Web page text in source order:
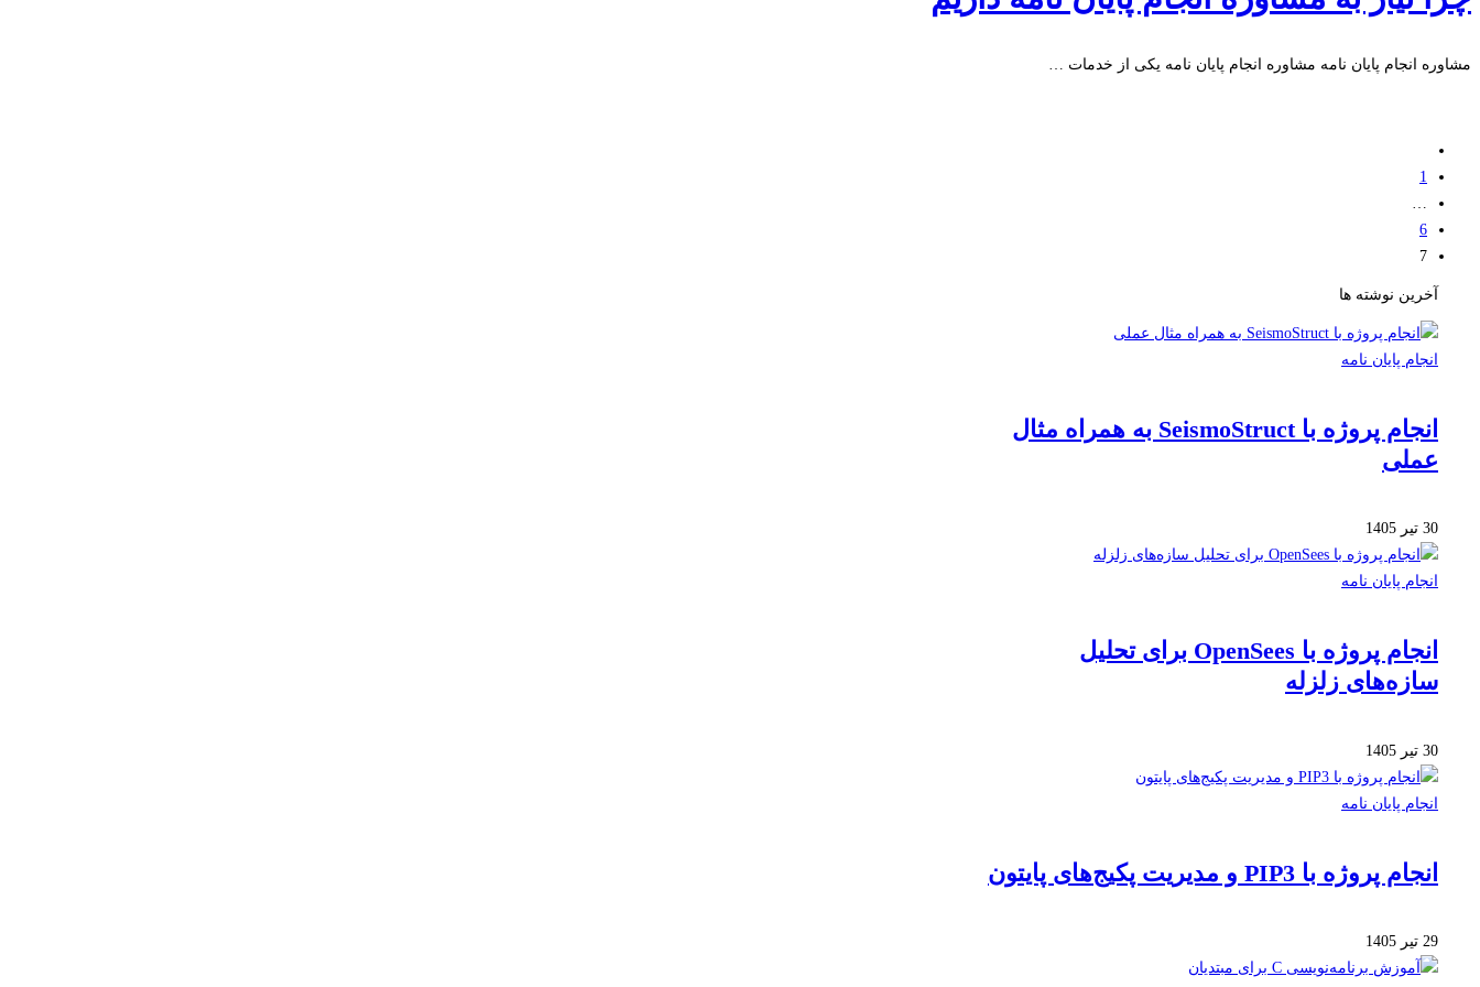
مشاوره انجام پایان نامه مشاوره انجام پایان نامه یکی از خدمات …
1
…
6
7
آخرین نوشته ها
انجام پایان نامه
انجام پروژه با SeismoStruct به همراه مثال
عملی
30 تیر 1405
انجام پایان نامه
انجام پروژه با OpenSees برای تحلیل
سازه‌های زلزله
30 تیر 1405
انجام پایان نامه
انجام پروژه با PIP3 و مدیریت پکیج‌های پایتون
29 تیر 1405